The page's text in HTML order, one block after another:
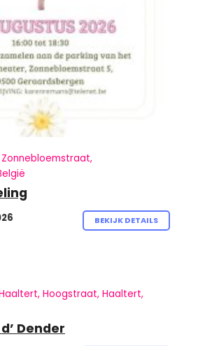
BEKIJK DETAILS
Hoogstraat, Haaltert,
Dender